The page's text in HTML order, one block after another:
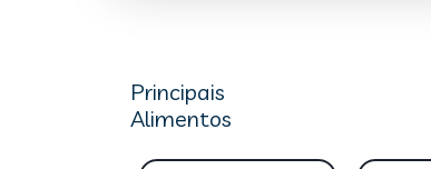
Principais
Alimentos